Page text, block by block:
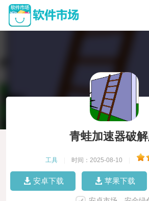
青蛙加速器破
工具 时间：2025-08-10
安卓下载 苹果下载